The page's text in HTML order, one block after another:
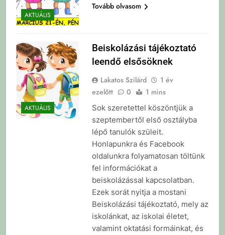
AKTUÁLIS
Tovább olvasom
AKTUÁLIS
Beiskolázási tájékoztató
leendő elsősöknek
Lakatos Szilárd
1 év
ezelőtt
0 1 mins
Sok szeretettel köszöntjük a
szeptembertől első osztályba
lépő tanulók szüleit.
Honlapunkra és Facebook
oldalunkra folyamatosan töltünk
fel információkat a
beiskolázással kapcsolatban.
Ezek sorát nyitja a mostani
Beiskolázási tájékoztató, mely az
iskolánkat, az iskolai életet,
valamint oktatási formáinkat, és